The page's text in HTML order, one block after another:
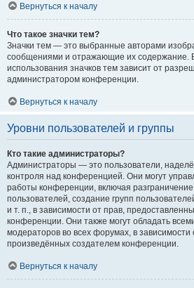
Вернуться к началу
Что такое значки тем?
Значки тем — это выбранные авторами
сообщениями и отражающие их содержание.
использования значков тем зависит от
администратором конференции.
Вернуться к началу
Уровни пользователей и группы
Кто такие администраторы?
Администраторы — это пользователи,
контроля над конференцией. Они могут
работы конференции, включая
пользователей, создание групп
и т. п., в зависимости от прав,
конференции. Они также могут обладать
модераторов во всех форумах, в зависимости
произведённых создателем конференции.
Вернуться к началу